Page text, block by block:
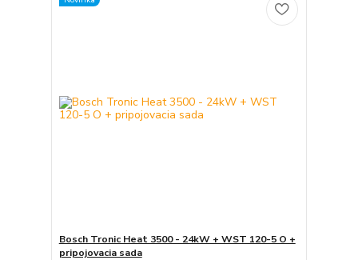
Bosch Tronic Heat 3500 - 24kW + WST 120-5 O +
pripojovacia sada